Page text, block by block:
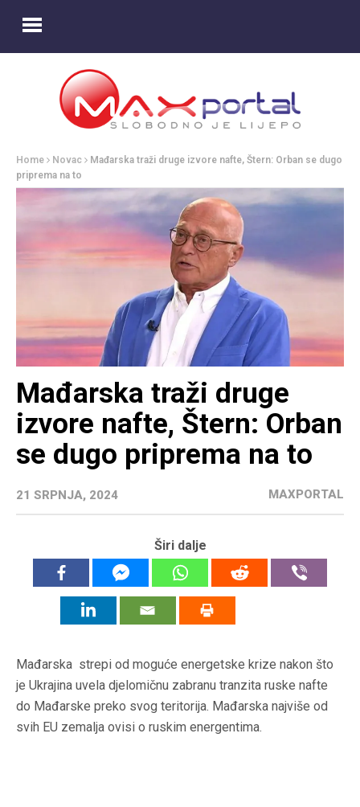
Home Novac
Mađarska traži druge izvore nafte, Štern: Orban se dugo
priprema na to
Mađarska traži druge
izvore nafte, Štern: Orban
se dugo priprema na to
21 SRPNJA, 2024 MAXPORTAL
Širi dalje
Mađarska strepi od moguće energetske krize nakon što
je Ukrajina uvela djelomičnu zabranu tranzita ruske nafte
do Mađarske preko svog teritorija. Mađarska najviše od
svih EU zemalja ovisi o ruskim energentima.